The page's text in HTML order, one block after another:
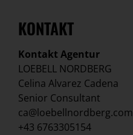
KONTAKT
Kontakt Agentur
LOEBELL NORDBERG
Celina Alvarez Cadena
Senior Consultant
ca@loebellnordberg.com
+43 6763305154